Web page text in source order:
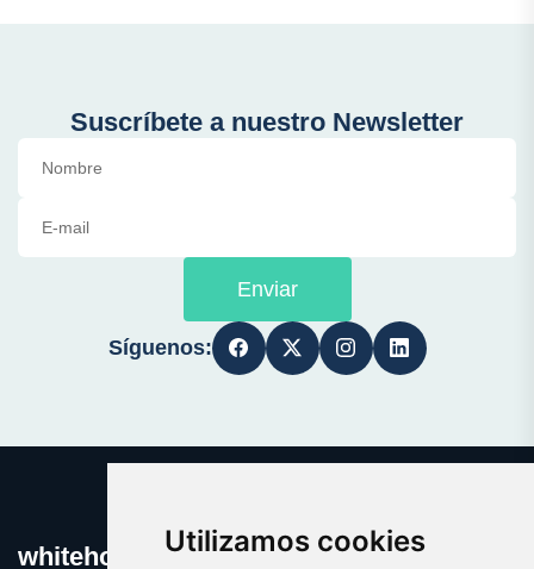
Utilizamos cookies
Suscríbete a nuestro Newsletter
Enviar
Síguenos:
whitehouse.es